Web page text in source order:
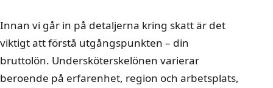
Innan vi går in på detaljerna kring skatt är det
viktigt att förstå utgångspunkten – din
bruttolön. Undersköterskelönen varierar
beroende på erfarenhet, region och arbetsplats,